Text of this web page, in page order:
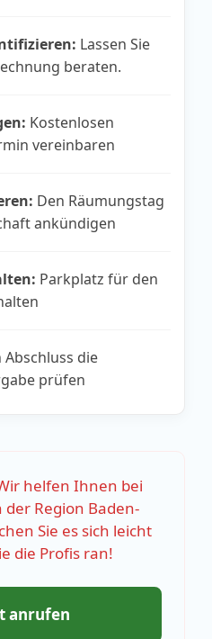
Lassen Sie
beraten.
Kostenlosen
vereinbaren
Den Räumungstag
ankündigen
Parkplatz für den
Abschluss die
prüfen
helfen Ihnen bei
Region Baden-
Sie es sich leicht
die Profis ran!
anrufen